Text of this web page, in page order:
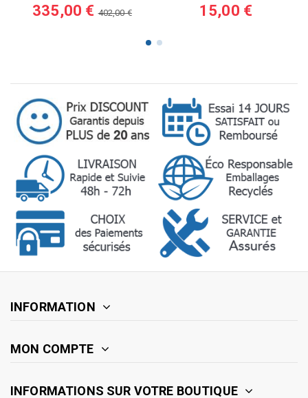
335,00 €402,00 € 15,00 €
INFORMATION
MON COMPTE
INFORMATIONS SUR VOTRE BOUTIQUE